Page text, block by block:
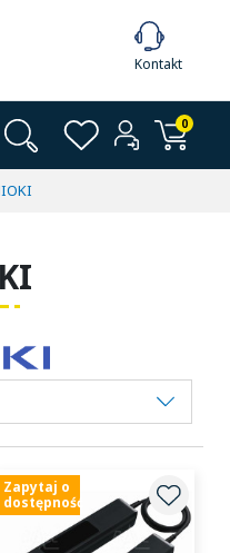
Kontakt
0
Zapytaj o
dostępność